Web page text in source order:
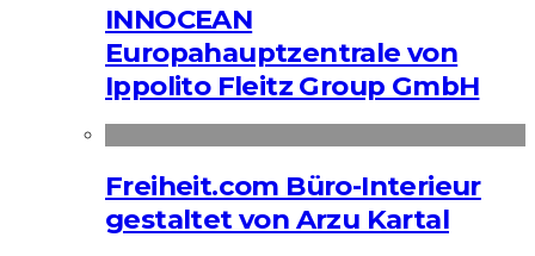
INNOCEAN
Europahauptzentrale von
Ippolito Fleitz Group GmbH
Freiheit.com Büro-Interieur
gestaltet von Arzu Kartal